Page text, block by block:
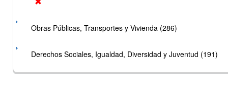
Obras Públicas, Transportes y Vivienda (286)
Derechos Sociales, Igualdad, Diversidad y Juventud (191)